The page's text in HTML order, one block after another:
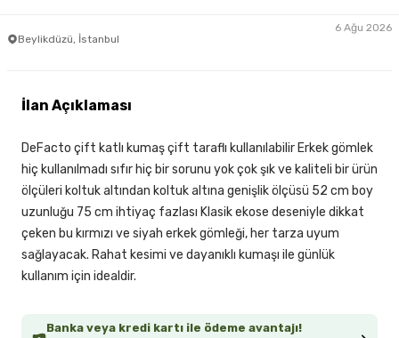
Beylikdüzü, İstanbul
6 Ağu 2026
Banka veya kredi kartı ile ödeme avantajı!
İlan Açıklaması
DeFacto çift katlı kumaş çift taraflı kullanılabilir Erkek gömlek
hiç kullanılmadı sıfır hiç bir sorunu yok çok şık ve kaliteli bir ürün
ölçüleri koltuk altından koltuk altına genişlik ölçüsü 52 cm boy
uzunluğu 75 cm ihtiyaç fazlası Klasik ekose deseniyle dikkat
çeken bu kırmızı ve siyah erkek gömleği, her tarza uyum
sağlayacak. Rahat kesimi ve dayanıklı kumaşı ile günlük
kullanım için idealdir.